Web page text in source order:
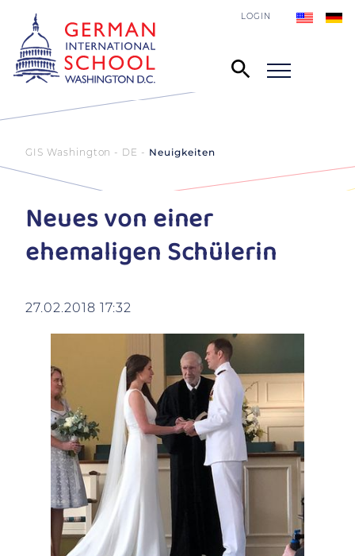
LOGIN
GIS Washington - DE Neuigkeiten
Neues von einer
ehemaligen Schülerin
27.02.2018 17:32